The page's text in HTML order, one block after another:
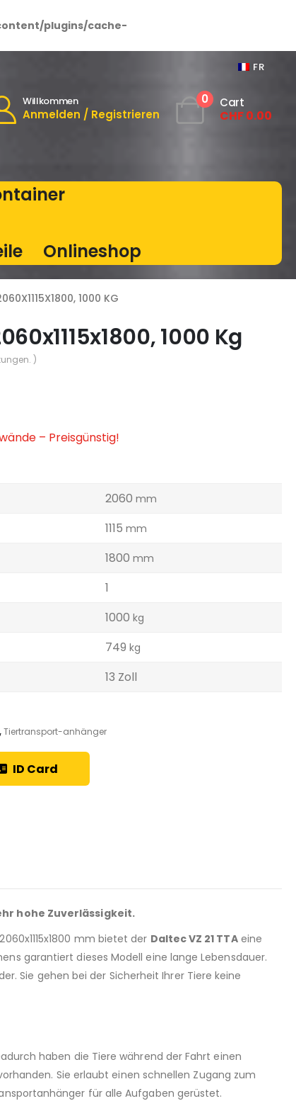
plugins/cache-
FR
Willkommen
Anmelden / Registrieren
0 Cart
CHF0.00
Onlineshop
1000 KG
1000 Kg
)
– Preisgünstig!
2060 mm
1115 mm
1800 mm
1
1000 kg
749 kg
13 Zoll
,Tiertransport-anhänger
ID Card
hohe Zuverlässigkeit.
mm bietet der Daltec VZ 21 TTAeine
garantiert dieses Modell eine lange Lebensdauer.
Sie gehen bei der Sicherheit Ihrer Tiere keine
haben die Tiere während der Fahrt einen
Sie erlaubt einen schnellen Zugang zum
für alle Aufgaben gerüstet.